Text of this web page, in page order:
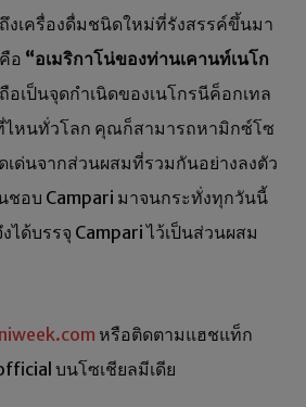
งเครื่องดื่มชนิดใหม่ที่รังสรรค์ขึ้นมา
อ “อเมริกาโน่ของท่านเคานท์เนโก
เป็นจุดกำเนิดของเนโกรนีค็อกเทล
ไหนทั่วโลก คุณก็สามารถหามิกซ์โซ
นจากส่วนผสมที่รวมกันอย่างลงตัว
อบ Campari มาจนกระทั่งทุกวันนี้
ด้บรรจุ Campari ไว้เป็นส่วนผสม
หรือติดตามแฮชแท็ก
บนโซเชียลมีเดีย